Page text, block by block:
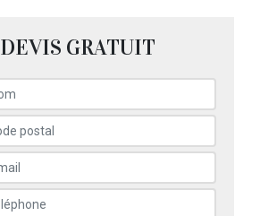
DEVIS GRATUIT